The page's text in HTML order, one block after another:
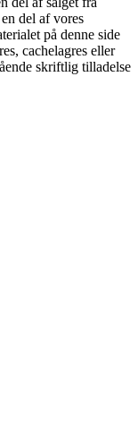
del af vores
på denne side
cachelagres eller
skriftlig tilladelse